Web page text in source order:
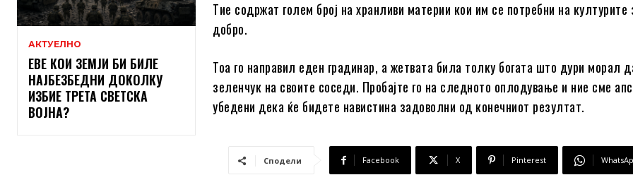
АКТУЕЛНО
ЕВЕ КОИ ЗЕМЈИ БИ БИЛЕ
НАЈБЕЗБЕДНИ ДОКОЛКУ
ИЗБИЕ ТРЕТА СВЕТСКА
ВОЈНА?
Тие содржат голем број на хранливи материи кои им се потребни на културите
добро.
Тоа го направил еден градинар, а жетвата била толку богата што дури морал
зеленчук на своите соседи. Пробајте го на следното оплодување и ние сме
убедени дека ќе бидете навистина задоволни од конечниот резултат.
Сподели Facebook X Pinterest